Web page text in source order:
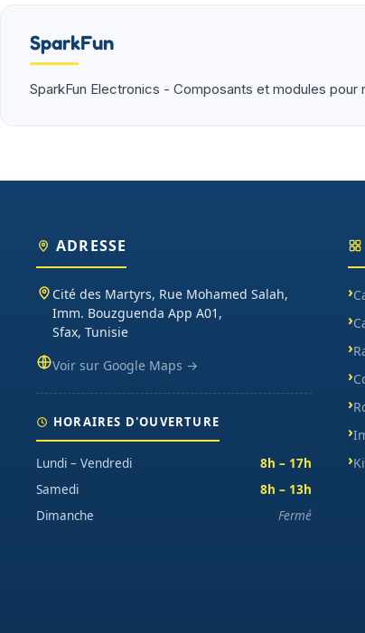
SparkFun
SparkFun Electronics - Composants et modules pour
ADRESSE
Cité des Martyrs, Rue Mohamed Salah,
Imm. Bouzguenda App A01,
Sfax, Tunisie
Voir sur Google Maps →
HORAIRES D'OUVERTURE
Lundi – Vendredi
8h – 17h
Samedi
8h – 13h
Dimanche
Fermé